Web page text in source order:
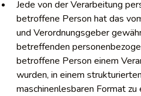
Jede von der Verarbeitung
betroffene Person hat das
und Verordnungsgeber
betreffenden
betroffene Person einem
wurden, in einem
maschinenlesbaren Format